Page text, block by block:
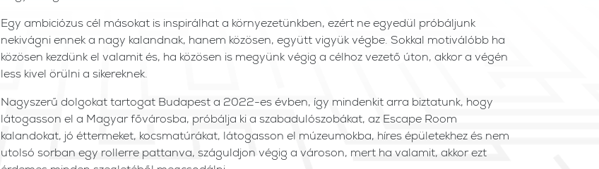
Egy ambiciózus cél másokat is inspirálhat a környezetünkben, ezért ne egyedül próbáljunk
nekivágni ennek a nagy kalandnak, hanem közösen, együtt vigyük végbe. Sokkal motiválóbb ha
közösen kezdünk el valamit és, ha közösen is megyünk végig a célhoz vezető úton, akkor a végén
less kivel örülni a sikereknek.
Nagyszerű dolgokat tartogat Budapest a 2022-es évben, így mindenkit arra biztatunk, hogy
látogasson el a Magyar fővárosba, próbálja ki a szabadulószobákat, az Escape Room
kalandokat, jó éttermeket, kocsmatúrákat, látogasson el múzeumokba, híres épületekhez és nem
utolsó sorban egy rollerre pattanva, száguldjon végig a városon, mert ha valamit, akkor ezt